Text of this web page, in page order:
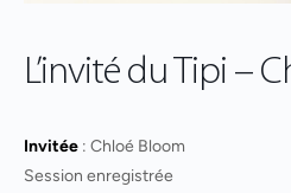
L’invité du Tipi –
Invitée : Chloé Bloom
Session enregistrée